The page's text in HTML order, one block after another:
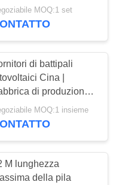
pompa e design
per parchi
MOQ:1 set
di battipali
Cina |
di produzione
vibrazioni ad alta
e energia ad
20-30T
MOQ:1 insieme
M lunghezza
della pila